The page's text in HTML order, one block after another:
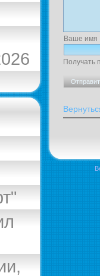
Ваше имя
Получать